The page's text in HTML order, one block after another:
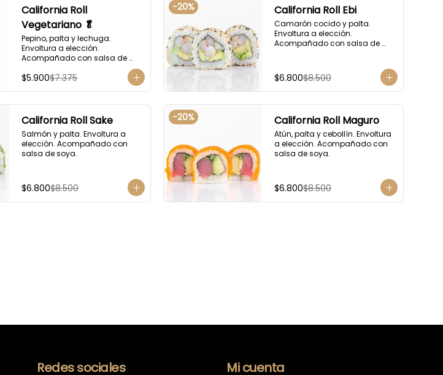
California Roll
Vegetariano 🥬
Pepino, palta y lechuga.
Envoltura a elección.
Acompañado con salsa de
$5.900$7.375
-20% California Roll Ebi
Camarón cocido y palta.
Envoltura a elección.
Acompañado con salsa de
$6.800$8.500
California Roll Sake
Salmón y palta. Envoltura a
elección. Acompañado con
salsa de soya.
$6.800$8.500
-20% California Roll Maguro
Atún, palta y cebollín. Envoltura
a elección. Acompañado con
salsa de soya.
$6.800$8.500
Redes sociales Mi cuenta